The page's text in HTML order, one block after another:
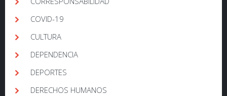
COVID-19
CULTURA
DEPENDENCIA
DEPORTES
DERECHOS HUMANOS